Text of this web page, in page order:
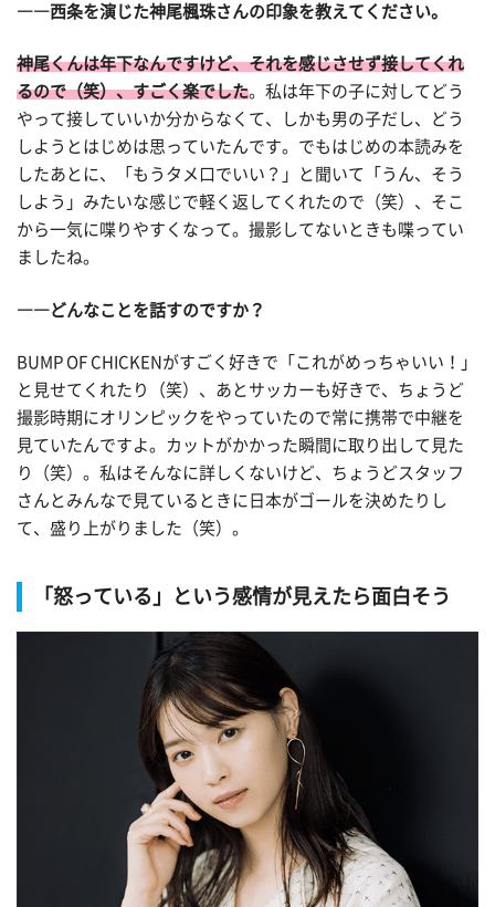
――西条を演じた神尾楓珠さんの印象を教えてください。
神尾くんは年下なんですけど、それを感じさせず接してくれ
るので（笑）、すごく楽でした。私は年下の子に対してどう
やって接していいか分からなくて、しかも男の子だし、どう
しようとはじめは思っていたんです。でもはじめの本読みを
したあとに、「もうタメ口でいい？」と聞いて「うん、そう
しよう」みたいな感じで軽く返してくれたので（笑）、そこ
から一気に喋りやすくなって。撮影してないときも喋ってい
ましたね。
――どんなことを話すのですか？
BUMP OF CHICKENがすごく好きで「これがめっちゃいい！」
と見せてくれたり（笑）、あとサッカーも好きで、ちょうど
撮影時期にオリンピックをやっていたので常に携帯で中継を
見ていたんですよ。カットがかかった瞬間に取り出して見た
り（笑）。私はそんなに詳しくないけど、ちょうどスタッフ
さんとみんなで見ているときに日本がゴールを決めたりし
て、盛り上がりました（笑）。
「怒っている」という感情が見えたら面白そう